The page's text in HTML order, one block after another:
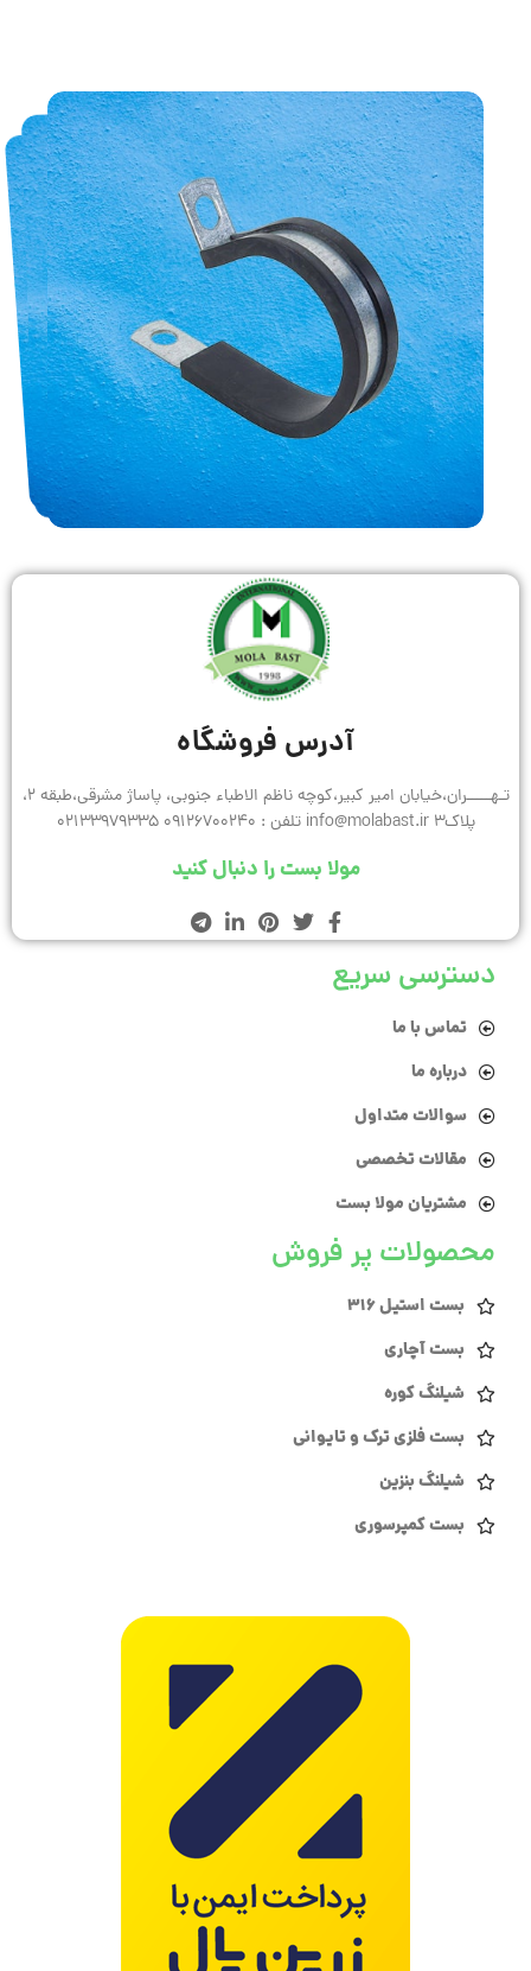
آدرس فروشگاه
تـهـــــران،خیابان امیر کبیر،کوچه ناظم الاطباء جنوبی، پاساژ مشرقی،طبقه 2،
پلاک3 info@molabast.ir تلفن : 09126700240 02133979335
مولا بست را دنبال کنید
دسترسی سریع
تماس با ما
درباره ما
سوالات متداول
مقالات تخصصی
مشتریان مولا بست
محصولات پر فروش
بست استیل 316
بست آچاری
شیلنگ کوره
بست فلزی ترک و تایوانی
شیلنگ بنزین
بست کمپرسوری